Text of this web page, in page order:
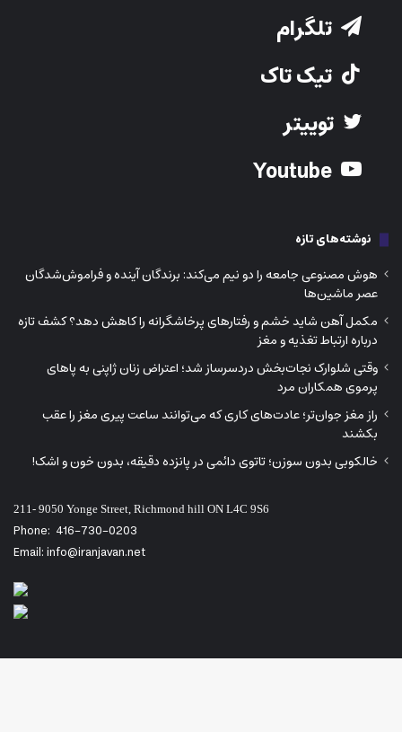
تلگرام
تیک تاک
توییتر
نوشته‌های تازه
هوش مصنوعی جامعه را دو نیم می‌کند: برندگان آینده و فراموش‌شدگان
عصر ماشین‌ها
مکمل آهن شاید خشم و رفتارهای پرخاشگرانه را کاهش دهد؟ کشف تازه
درباره ارتباط تغذیه و مغز
وقتی شلوارک نجات‌بخش دردسرساز شد؛ اعتراض زنان ژاپنی به پاهای
پرموی همکاران مرد
راز مغز جوان‌تر؛ عادت‌های کاری که می‌توانند ساعت پیری مغز را عقب
بکشند
خالکوبی بدون سوزن؛ تاتوی دائمی در پانزده دقیقه، بدون خون و اشک!
211- 9050 Yonge Street, Richmond hill ON L4C 9S6
Phone: 416-730-0203
Email: info@iranjavan.net